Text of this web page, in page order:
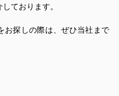
ております。
お探しの際は、ぜひ当社まで